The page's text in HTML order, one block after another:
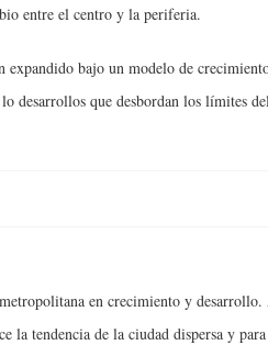
entre el centro y la periferia.
expandido bajo un modelo de
desarrollos que desbordan los límites
en crecimiento y
la tendencia de la ciudad dispersa y